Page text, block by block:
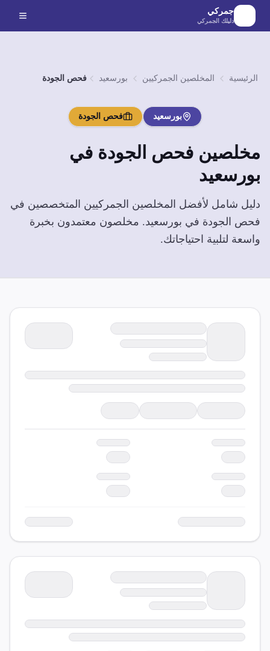
الانتقال إلى المحتوى الرئيسي
جمركي
دليلك الجمركي
الرئيسية المخلصين الجمركيين بورسعيد فحص الجودة
بورسعيد فحص الجودة
مخلصين فحص الجودة في
بورسعيد
دليل شامل لأفضل المخلصين الجمركيين المتخصصين في
فحص الجودة في بورسعيد. مخلصون معتمدون بخبرة
واسعة لتلبية احتياجاتك.